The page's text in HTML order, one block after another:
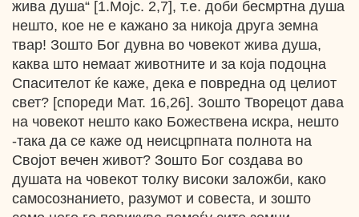
жива душа“ [1.Мојс. 2,7], т.е. доби бесмртна душа
нешто, кое не е кажано за никоја друга земна
твар! Зошто Бог дувна во човекот жива душа,
каква што немаат животните и за која подоцна
Спасителот ќе каже, дека е повредна од целиот
свет? [спореди Мат. 16,26]. Зошто Творецот дава
на човекот нешто како Божествена искра, нешто
-така да се каже од неисцрпната полнота на
Својот вечен живот? Зошто Бог создава во
душата на човекот толку високи заложби, како
самосознанието, разумот и совеста, и зошто